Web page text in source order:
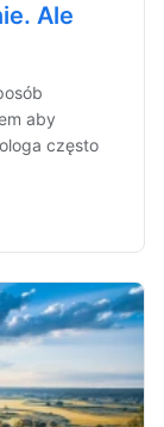
Ale
aby
często